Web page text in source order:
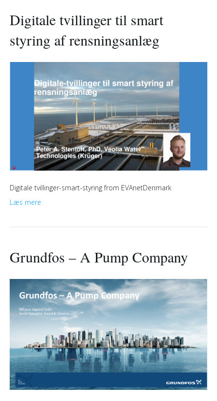
Digitale tvillinger til smart
styring af rensningsanlæg
Digitale tvillinger-smart-styring from EVAnetDenmark
Læs mere
Grundfos – A Pump Company